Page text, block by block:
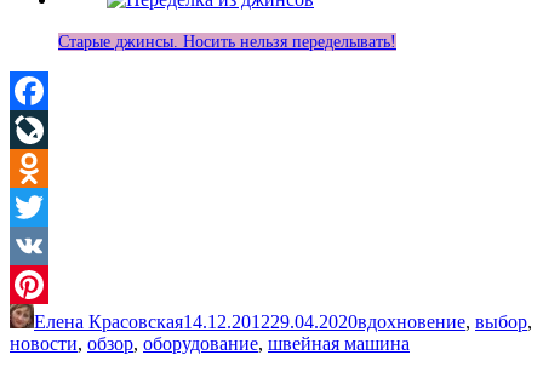
Старые джинсы. Носить нельзя переделывать!
Facebook
LiveJournal
Odnoklassniki
Twitter
VK
Pinterest
Елена Красовская14.12.201229.04.2020вдохновение, выбор,
новости, обзор, оборудование, швейная машина